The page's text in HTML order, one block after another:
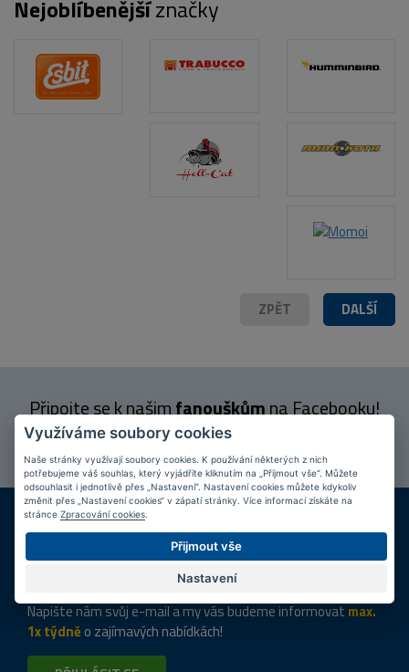
Nejoblíbenějšíznačky
DALŠÍ
ZPĚT
Připojte se k našimfanouškůmna Facebooku!
PŘIPOJIT SE
DOPRAVA ZDARMA
Při nákupu nad 2 000 Kč
KAMENNÉ PRODEJNY
Jsme na trhu více než 10 let
Napište nám svůj e-mail a my vás budeme informovat max.
1x týdně o zajímavých nabídkách!
Využíváme soubory cookies
Naše stránky využívají soubory cookies. K používání některých z nich
potřebujeme váš souhlas, který vyjádříte kliknutím na „Přijmout vše“. Můžete
odsouhlasit i jednotlivě přes „Nastavení“. Nastavení cookies můžete kdykoliv
změnit přes „Nastavení cookies“ v zápatí stránky. Více informací získáte na
stránce Zpracování cookies
Přijmout vše
Nastavení